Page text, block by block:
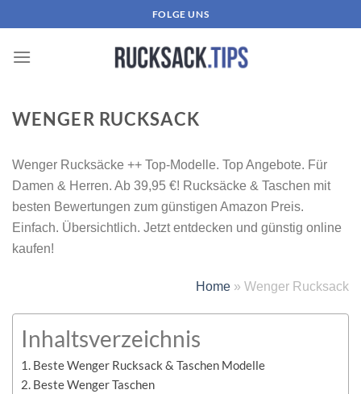
Inhalt
springen
FOLGE UNS
WENGER RUCKSACK
Wenger Rucksäcke ++ Top-Modelle. Top Angebote. Für
Damen & Herren. Ab 39,95 €! Rucksäcke & Taschen mit
besten Bewertungen zum günstigen Amazon Preis.
Einfach. Übersichtlich. Jetzt entdecken und günstig online
kaufen!
Home » Wenger Rucksack
Inhaltsverzeichnis
Beste Wenger Rucksack & Taschen Modelle
Beste Wenger Taschen